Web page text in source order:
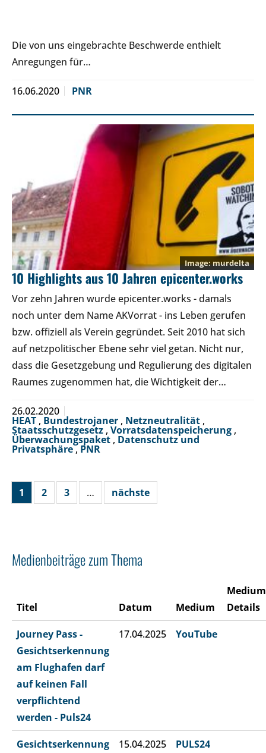
Die von uns eingebrachte Beschwerde enthielt
Anregungen für…
16.06.2020 PNR
murdelta
10 Highlights aus 10 Jahren epicenter.works
Vor zehn Jahren wurde epicenter.works - damals
noch unter dem Name AKVorrat - ins Leben gerufen
bzw. offiziell als Verein gegründet. Seit 2010 hat sich
auf netzpolitischer Ebene sehr viel getan. Nicht nur,
dass die Gesetzgebung und Regulierung des digitalen
Raumes zugenommen hat, die Wichtigkeit der…
26.02.2020
HEAT , Bundestrojaner , Netzneutralität ,
Staatsschutzgesetz , Vorratsdatenspeicherung ,
Überwachungspaket , Datenschutz und
Privatsphäre,PNR
1 2 3 … nächste
Medienbeiträge zum Thema
Titel Datum Medium
Medium
Details
Journey Pass -
Gesichtserkennung
am Flughafen darf
auf keinen Fall
verpflichtend
werden - Puls24
17.04.2025 YouTube
Gesichtserkennung
15.04.2025 PULS24